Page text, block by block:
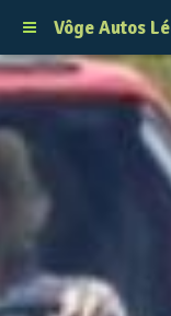
Vôge Autos